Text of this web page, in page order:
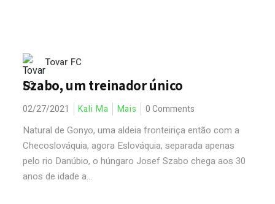
Tovar FC
Szabo, um treinador único
02/27/2021 Kali Ma Mais 0 Comments
Natural de Gonyo, uma aldeia fronteiriça então com a
Checoslováquia, agora Eslováquia, separada apenas
pelo rio Danúbio, o húngaro Josef Szabo chega aos 30
anos de idade a...